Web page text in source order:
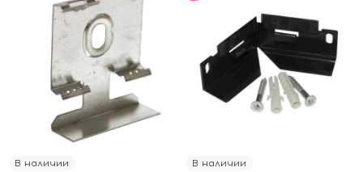
В наличии В наличии